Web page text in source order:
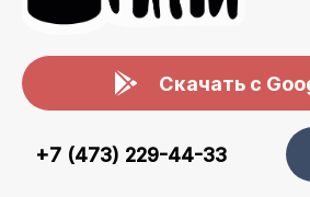
Скачать с
+7 (473) 229-44-33